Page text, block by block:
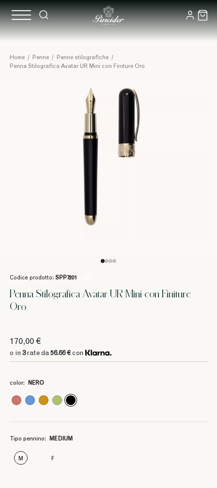
Home / Penne / Penne stilografiche /
Penna Stilografica Avatar UR Mini con Finiture Oro
Codice prodotto: SPP7201
Penna Stilografica Avatar UR Mini con Finiture
Oro
170,00 €
o in 3rate da 56.66 € con
color: NERO
Tipo pennino: MEDIUM
M F